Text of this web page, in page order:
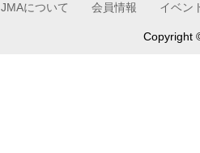
JMAについて 会員情報 イベン
Copyright